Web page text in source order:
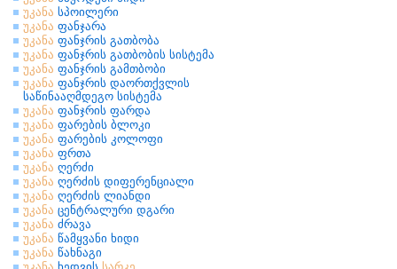
უკანა სპოილერი
უკანა ფანჯარა
უკანა ფანჯრის გათბობა
უკანა ფანჯრის გათბობის სისტემა
უკანა ფანჯრის გამთბობი
უკანა ფანჯრის დაორთქვლის
საწინააღმდეგო სისტემა
უკანა ფანჯრის ფარდა
უკანა ფარების ბლოკი
უკანა ფარების კოლოფი
უკანა ფრთა
უკანა ღერძი
უკანა ღერძის დიფერენციალი
უკანა ღერძის ლიანდი
უკანა ცენტრალური დგარი
უკანა ძრავა
უკანა წამყვანი ხიდი
უკანა წახნაგი